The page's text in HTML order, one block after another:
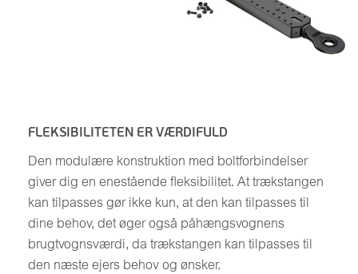
FLEKSIBILITETEN ER VÆRDIFULD
Den modulære konstruktion med boltforbindelser
giver dig en enestående fleksibilitet. At trækstangen
kan tilpasses gør ikke kun, at den kan tilpasses til
dine behov, det øger også påhængsvognens
brugtvognsværdi, da trækstangen kan tilpasses til
den næste ejers behov og ønsker.